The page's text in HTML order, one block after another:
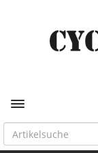
Toggle navigation